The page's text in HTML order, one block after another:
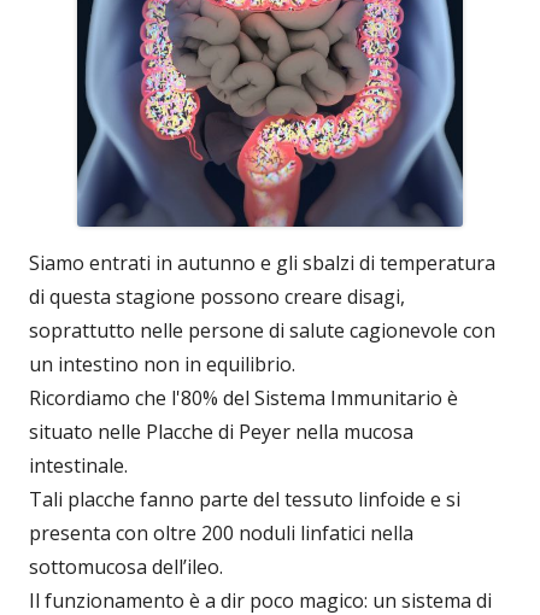
Siamo entrati in autunno e gli sbalzi di temperatura
di questa stagione possono creare disagi,
soprattutto nelle persone di salute cagionevole con
un intestino non in equilibrio.
Ricordiamo che l'80% del Sistema Immunitario è
situato nelle Placche di Peyer nella mucosa
intestinale.
Tali placche fanno parte del tessuto linfoide e si
presenta con oltre 200 noduli linfatici nella
sottomucosa dell’ileo.
Il funzionamento è a dir poco magico: un sistema di